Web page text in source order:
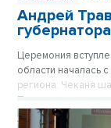
Андрей
Церемония
области началась
региона. Чеканя
Прозвучал
Избирательной